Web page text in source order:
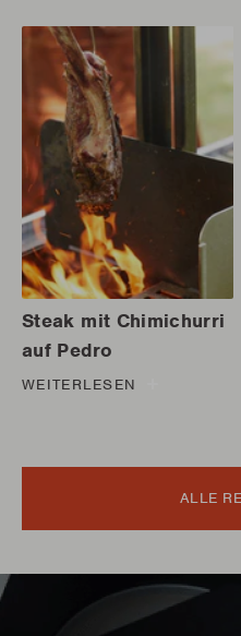
Steak mit Chimichurri
auf Pedro
WEITERLESEN
ALLE